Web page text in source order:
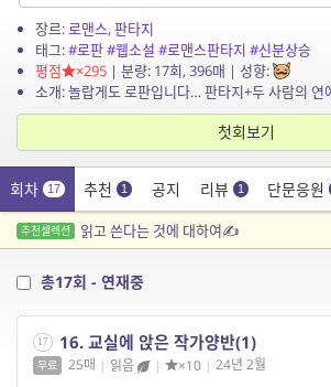
장르:로맨스,판타지
태그:#로판#웹소설 #로맨스판타지 #신분상승
평점
×295| 분량: 17회, 396매 | 성향:
첫회보기
회차 17 추천 1 공지 리뷰 1 단문응원
추천셀렉션 읽고 쓴다는 것에 대하여✍️
총17회 - 연재중
17 16. 교실에 앉은 작가양반(1)
무료 25매 | 읽음 | ×10 | 24년 2월